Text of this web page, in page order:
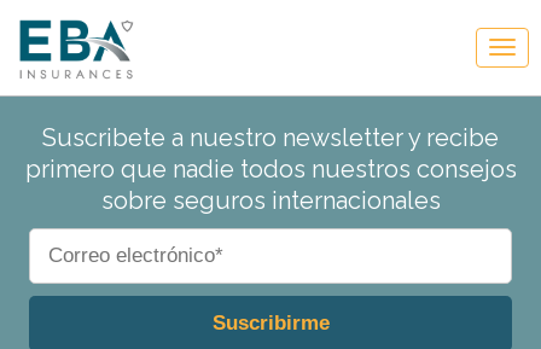
Suscribete a nuestro newsletter y recibe
primero que nadie todos nuestros consejos
sobre seguros internacionales